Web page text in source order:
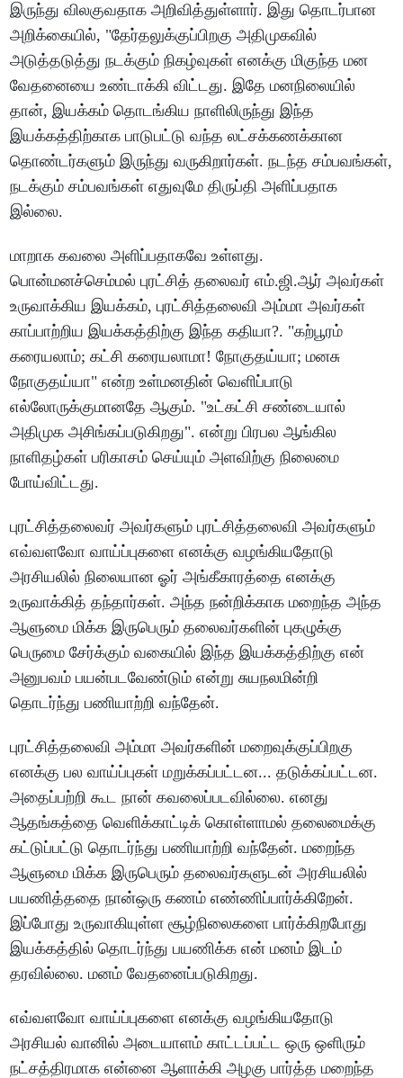
இருந்து விலகுவதாக அறிவித்துள்ளார். இது தொடர்பான
அறிக்கையில், "தேர்தலுக்குப்பிறகு அதிமுகவில்
அடுத்தடுத்து நடக்கும் நிகழ்வுகள் எனக்கு மிகுந்த மன
வேதனையை உண்டாக்கி விட்டது. இதே மனநிலையில்
தான், இயக்கம் தொடங்கிய நாளிலிருந்து இந்த
இயக்கத்திற்காக பாடுபட்டு வந்த லட்சக்கணக்கான
தொண்டர்களும் இருந்து வருகிறார்கள். நடந்த சம்பவங்கள்,
நடக்கும் சம்பவங்கள் எதுவுமே திருப்தி அளிப்பதாக
இல்லை.
மாறாக கவலை அளிப்பதாகவே உள்ளது.
பொன்மனச்செம்மல் புரட்சித் தலைவர் எம்.ஜி.ஆர் அவர்கள்
உருவாக்கிய இயக்கம், புரட்சித்தலைவி அம்மா அவர்கள்
காப்பாற்றிய இயக்கத்திற்கு இந்த கதியா?. "கற்பூரம்
கரையலாம்; கட்சி கரையலாமா! நோகுதய்யா; மனசு
நோகுதய்யா" என்ற உள்மனதின் வெளிப்பாடு
எல்லோருக்குமானதே ஆகும். "உட்கட்சி சண்டையால்
அதிமுக அசிங்கப்படுகிறது". என்று பிரபல ஆங்கில
நாளிதழ்கள் பரிகாசம் செய்யும் அளவிற்கு நிலைமை
போய்விட்டது.
புரட்சித்தலைவர் அவர்களும் புரட்சித்தலைவி அவர்களும்
எவ்வளவோ வாய்ப்புகளை எனக்கு வழங்கியதோடு
அரசியலில் நிலையான ஓர் அங்கீகாரத்தை எனக்கு
உருவாக்கித் தந்தார்கள். அந்த நன்றிக்காக மறைந்த அந்த
ஆளுமை மிக்க இருபெரும் தலைவர்களின் புகழுக்கு
பெருமை சேர்க்கும் வகையில் இந்த இயக்கத்திற்கு என்
அனுபவம் பயன்படவேண்டும் என்று சுயநலமின்றி
தொடர்ந்து பணியாற்றி வந்தேன்.
புரட்சித்தலைவி அம்மா அவர்களின் மறைவுக்குப்பிறகு
எனக்கு பல வாய்ப்புகள் மறுக்கப்பட்டன... தடுக்கப்பட்டன.
அதைப்பற்றி கூட நான் கவலைப்படவில்லை. எனது
ஆதங்கத்தை வெளிக்காட்டிக் கொள்ளாமல் தலைமைக்கு
கட்டுப்பட்டு தொடர்ந்து பணியாற்றி வந்தேன். மறைந்த
ஆளுமை மிக்க இருபெரும் தலைவர்களுடன் அரசியலில்
பயணித்ததை நான்ஒரு கணம் எண்ணிப்பார்க்கிறேன்.
இப்போது உருவாகியுள்ள சூழ்நிலைகளை பார்க்கிறபோது
இயக்கத்தில் தொடர்ந்து பயணிக்க என் மனம் இடம்
தரவில்லை. மனம் வேதனைப்படுகிறது.
எவ்வளவோ வாய்ப்புகளை எனக்கு வழங்கியதோடு
அரசியல் வானில் அடையாளம் காட்டப்பட்ட ஒரு ஒளிரும்
நட்சத்திரமாக என்னை ஆளாக்கி அழகு பார்த்த மறைந்த